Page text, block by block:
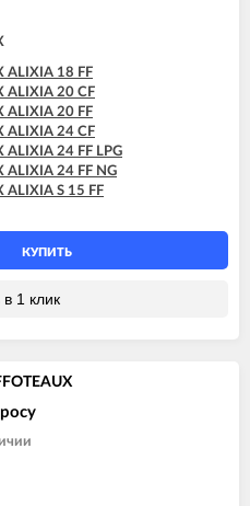
ALIXIA 18 FF
ALIXIA 20 CF
ALIXIA 20 FF
ALIXIA 24 CF
ALIXIA 24 FF LPG
ALIXIA 24 FF NG
ALIXIA S 15 FF
S 18 FF
ALIXIA S 20 CF
ALIXIA S 20 FF
ALIXIA S 24 CF
ALIXIA S 24 FF
SIMPLE 24 FF
ALIXIA SIMPLE S 18 CF
ALIXIA SIMPLE S 24 CF
КУПИТЬ
в 1 клик